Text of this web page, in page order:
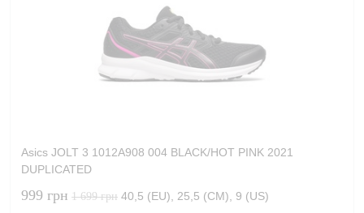
Asics JOLT 3 1012A908 004 BLACK/HOT PINK 2021
DUPLICATED
999 грн 1 699 грн 40,5 (EU), 25,5 (CM), 9 (US)